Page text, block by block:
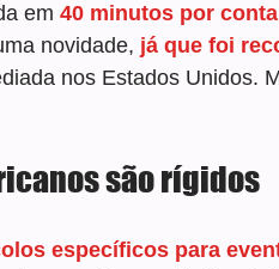
em 40 minutos por
novidade, já que foi
nos Estados Unidos.
são rígidos
específicos para